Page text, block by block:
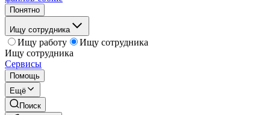
Понятно
Ищу сотрудника
Ищу работу
Ищу сотрудника
Ищу сотрудника
Сервисы
Помощь
Ещё
Поиск